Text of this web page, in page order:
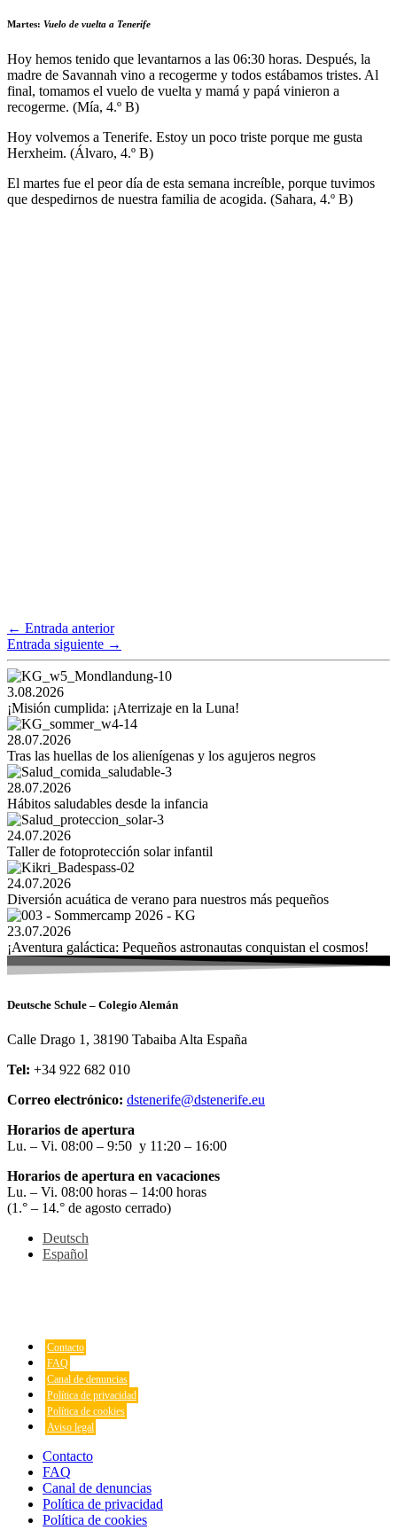
Martes: Vuelo de vuelta a Tenerife
Hoy hemos tenido que levantarnos a las 06:30 horas. Después, la
madre de Savannah vino a recogerme y todos estábamos tristes. Al
final, tomamos el vuelo de vuelta y mamá y papá vinieron a
recogerme. (Mía, 4.º B)
Hoy volvemos a Tenerife. Estoy un poco triste porque me gusta
Herxheim. (Álvaro, 4.º B)
El martes fue el peor día de esta semana increíble, porque tuvimos
que despedirnos de nuestra familia de acogida. (Sahara, 4.º B)
← Entrada anterior
Entrada siguiente →
3.08.2026
¡Misión cumplida: ¡Aterrizaje en la Luna!
28.07.2026
Tras las huellas de los alienígenas y los agujeros negros
28.07.2026
Hábitos saludables desde la infancia
24.07.2026
Taller de fotoprotección solar infantil
24.07.2026
Diversión acuática de verano para nuestros más pequeños
23.07.2026
¡Aventura galáctica: Pequeños astronautas conquistan el cosmos!
Deutsche Schule – Colegio Alemán
Calle Drago 1, 38190 Tabaiba Alta España
Tel: +34 922 682 010
Correo electrónico: dstenerife@dstenerife.eu
Horarios de apertura
Lu. – Vi. 08:00 – 9:50 y 11:20 – 16:00
Horarios de apertura en vacaciones
Lu. – Vi. 08:00 horas – 14:00 horas
(1.° – 14.° de agosto cerrado)
Deutsch
Español
Contacto
FAQ
Canal de denuncias
Política de privacidad
Política de cookies
Aviso legal
Contacto
FAQ
Canal de denuncias
Política de privacidad
Política de cookies